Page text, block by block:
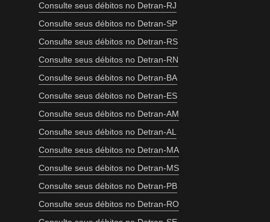
Consulte seus débitos no Detran-RJ
Consulte seus débitos no Detran-SP
Consulte seus débitos no Detran-RS
Consulte seus débitos no Detran-RN
Consulte seus débitos no Detran-BA
Consulte seus débitos no Detran-ES
Consulte seus débitos no Detran-AM
Consulte seus débitos no Detran-AL
Consulte seus débitos no Detran-MA
Consulte seus débitos no Detran-MS
Consulte seus débitos no Detran-PB
Consulte seus débitos no Detran-RO